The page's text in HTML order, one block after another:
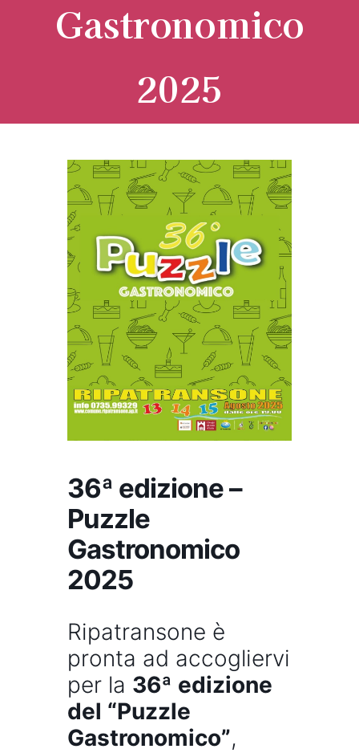
Gastronomico
2025
36ª edizione –
Puzzle
Gastronomico
2025
Ripatransone è
pronta ad accogliervi
per la 36ª edizione
del “Puzzle
Gastronomico”,